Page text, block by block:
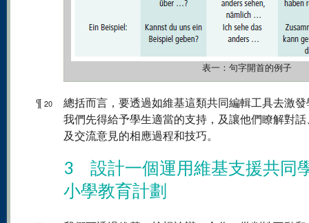
表一：句字開首的例子
¶ 20
總括而言，要透過如維基這類共同編輯工具去激
我們先得給予學生適當的支持，及讓他們瞭解對
及交流意見的相應過程和技巧。
3 設計一個運用維基支援共同
小學教育計劃